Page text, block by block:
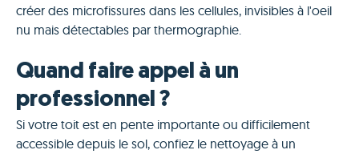
créer des microfissures dans les cellules, invisibles à l'oeil
nu mais détectables par thermographie.
Quand faire appel à un
professionnel ?
Si votre toit est en pente importante ou difficilement
accessible depuis le sol, confiez le nettoyage à un